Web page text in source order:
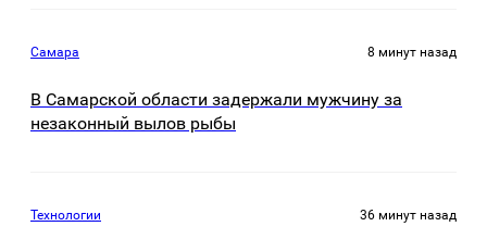
Самара 8 минут назад
В Самарской области задержали мужчину за
незаконный вылов рыбы
Технологии 36 минут назад